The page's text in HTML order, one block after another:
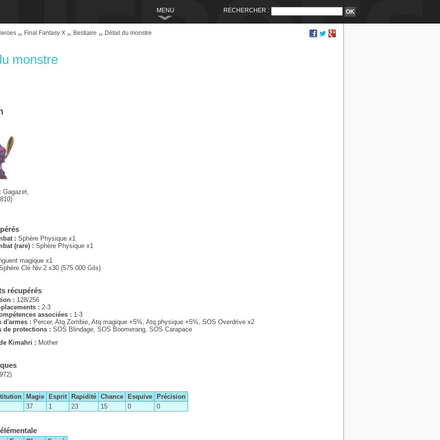
RECHERCHER :
MENU
Final Fantasy X Bestiaire Détail du monstre
monstre
Gagazet,
: Sphère Physique x1
(rare) : Sphère Physique x1
magique x1
Clé Niv.2 x30 (575 000 Gils)
récupérés
: 128/256
: 2-3
associées : 1-3
d'armes : Percer, Atq Zombie, Atq magique +5%, Atq physique +5%, SOS Overdrive x2
de protections : SOS Blindage, SOS Boomerang, SOS Carapace
Kimahri : Mother
Magie Esprit Rapidité Chance Esquive
Précision
37 1 23 15 0 0